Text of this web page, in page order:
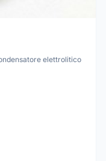
elettrolitico